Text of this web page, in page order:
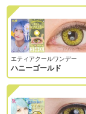
エティアクールワンデー
ハニーゴールド